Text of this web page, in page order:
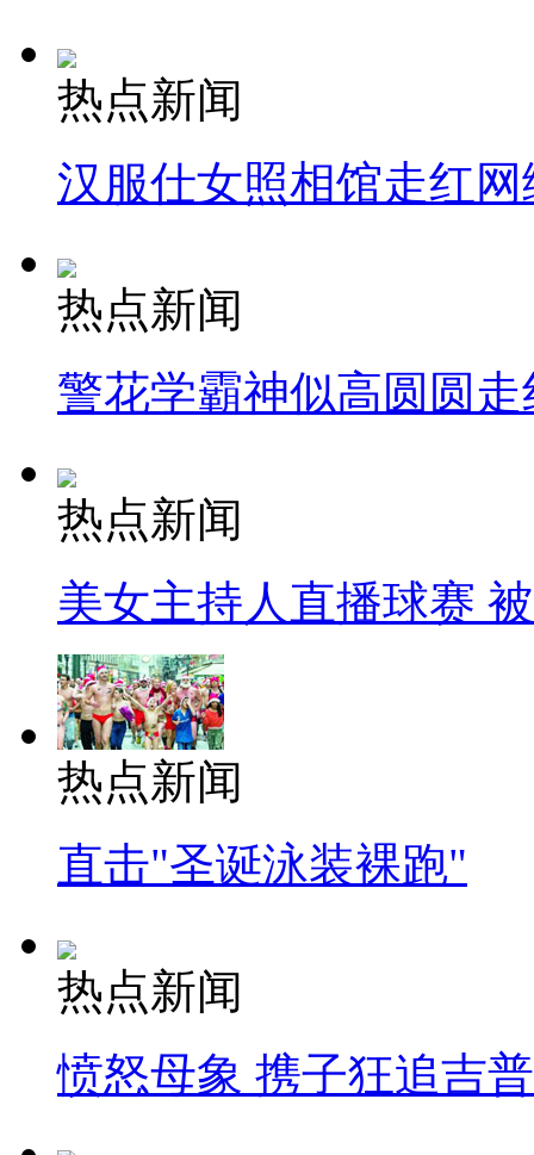
热点新闻
汉服仕女照相馆走红网
热点新闻
警花学霸神似高圆圆走
热点新闻
美女主持人直播球赛
热点新闻
直击"圣诞泳装裸跑"
热点新闻
愤怒母象 携子狂追吉